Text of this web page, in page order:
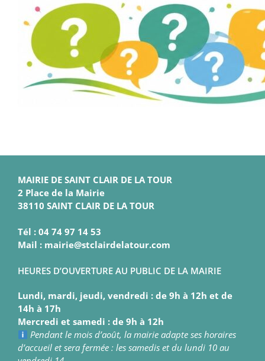
MAIRIE DE SAINT CLAIR DE LA TOUR
2 Place de la Mairie
38110 SAINT CLAIR DE LA TOUR
Tél : 04 74 97 14 53
Mail : mairie@stclairdelatour.com
HEURES D’OUVERTURE AU PUBLIC DE LA MAIRIE
Lundi, mardi, jeudi, vendredi : de 9h à 12h et de
14h à 17h
Mercredi et samedi : de 9h à 12h
Pendant le mois d’août, la mairie adapte ses horaires
d’accueil et sera fermée : les samedis et du lundi 10 au